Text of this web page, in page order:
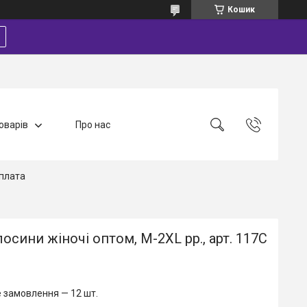
Кошик
Про нас
жіночі оптом, M-2XL рр., арт. 117С
замовлення — 12 шт.